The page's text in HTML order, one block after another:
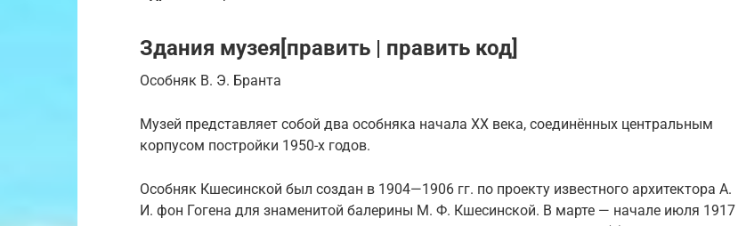
Здания музея[править | править код]
Особняк В. Э. Бранта
Музей представляет собой два особняка начала XX века, соединённых центральным
корпусом постройки 1950-х годов.
Особняк Кшесинской был создан в 1904—1906 гг. по проекту известного архитектора А.
И. фон Гогена для знаменитой балерины М. Ф. Кшесинской. В марте — начале июля 1917